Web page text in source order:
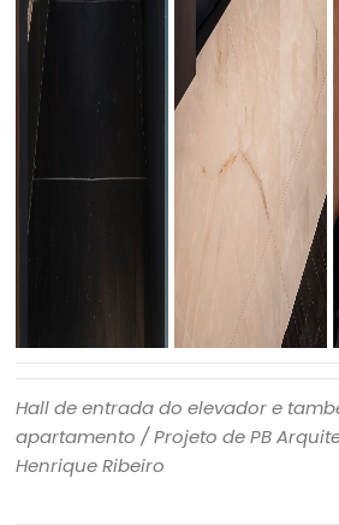
Hall de entrada do elevador e
apartamento / Projeto de PB
Henrique Ribeiro